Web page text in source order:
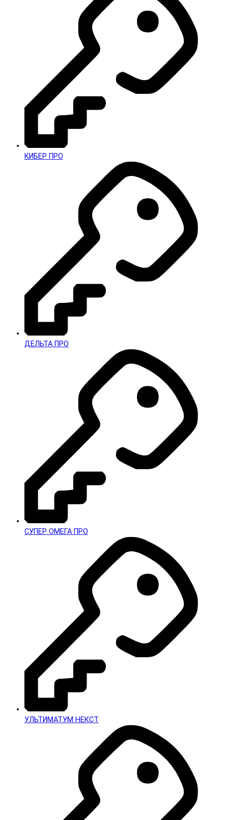
КИБЕР ПРО
ДЕЛЬТА ПРО
СУПЕР ОМЕГА ПРО
УЛЬТИМАТУМ НЕКСТ